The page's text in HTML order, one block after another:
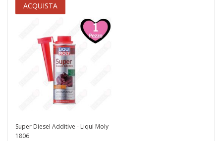
ACQUISTA
Super Diesel Additive - Liqui Moly
1806